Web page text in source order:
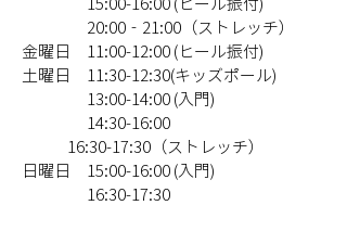
20:00‐21:00（ストレッチ）
金曜日　11:00-12:00 (ヒール振付)
土曜日　11:30-12:30(キッズポール)
13:00-14:00 (入門)
14:30-16:00
16:30-17:30（ストレッチ）
日曜日　15:00-16:00 (入門)
16:30-17:30